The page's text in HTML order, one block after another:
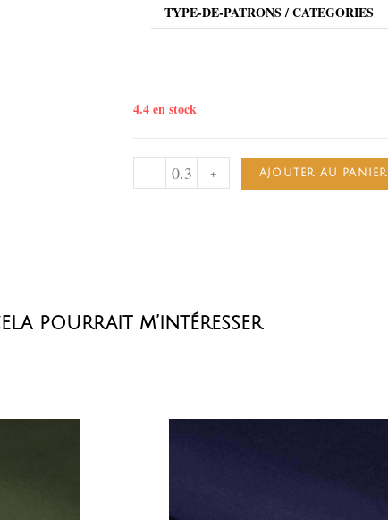
TYPE-DE-PATRONS / CATEGORIES
4.4 en stock
- + AJOUTER AU PANIER
pourrait m’intéresser